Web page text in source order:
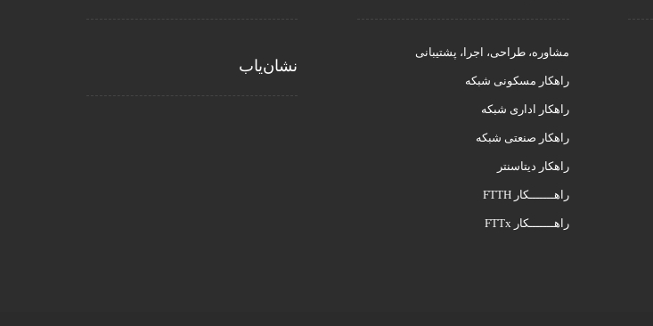
مشاوره، طراحی، اجرا، پشتیبانی
راهکار مسکونی شبکه
راهکار اداری شبکه
راهکار صنعتی شبکه
راهکار دیتاسنتر
راهـــــــکار FTTH
راهـــــــکار FTTx
نشان‌یاب